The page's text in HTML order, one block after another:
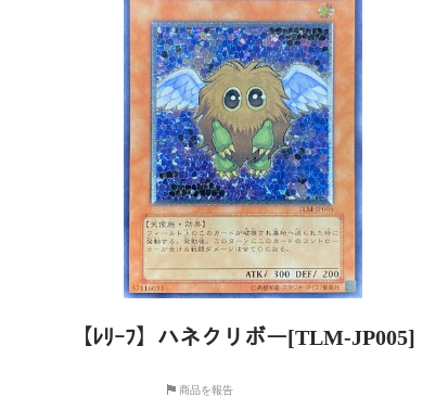
【ﾚﾘｰﾌ】ハネクリボー[TLM-JP005]
商品を報告